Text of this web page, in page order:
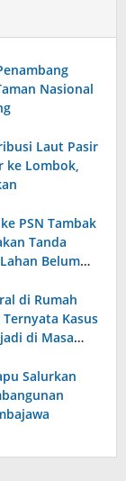
Nasional
Laut Pasir
ke Lombok,
PSN Tambak
Tanda
Belum
di Rumah
Kasus
di Masa
Salurkan